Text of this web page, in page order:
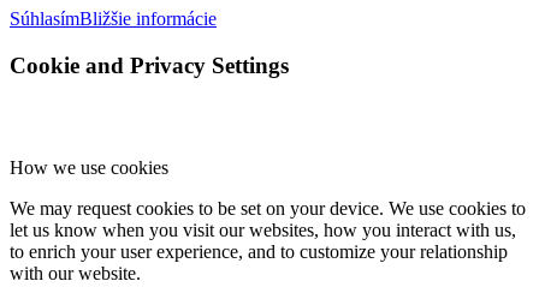
SúhlasímBližšie informácie
Cookie and Privacy Settings
How we use cookies
We may request cookies to be set on your device. We use cookies to
let us know when you visit our websites, how you interact with us,
to enrich your user experience, and to customize your relationship
with our website.